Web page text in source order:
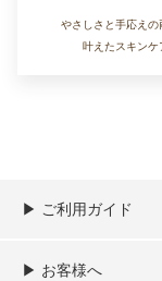
やさしさと手応えの
叶えたスキンケ
▶︎ ご利用ガイド
ご利用ガイド
決済／配送／送料につ
取り扱い商品一覧
顧客情報の取扱につい
特定商取引法の表記
▶︎ お客様へ